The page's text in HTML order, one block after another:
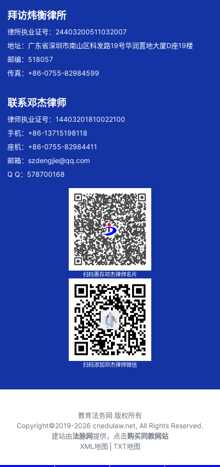
拜访炜衡律所
律所执业证号：24403200511032007
地址：广东省深圳市南山区科发路19号华润置地大厦D座19楼
邮编：518057
传真：+86-0755-82984599
联系邓杰律师
律师执业证号：14403201810022100
手机：+86-13715198118
座机：+86-0755-82984411
邮箱： szdengjie@qq.com
Q Q：578700168
扫码惠存邓杰律师名片
扫码添加邓杰律师微信
教育法务网 版权所有
Copyright©2019-2026 cnedulaw.net, All Rights Reserved.
建站由法脉网提供，点击购买同款网站
XML地图
TXT地图